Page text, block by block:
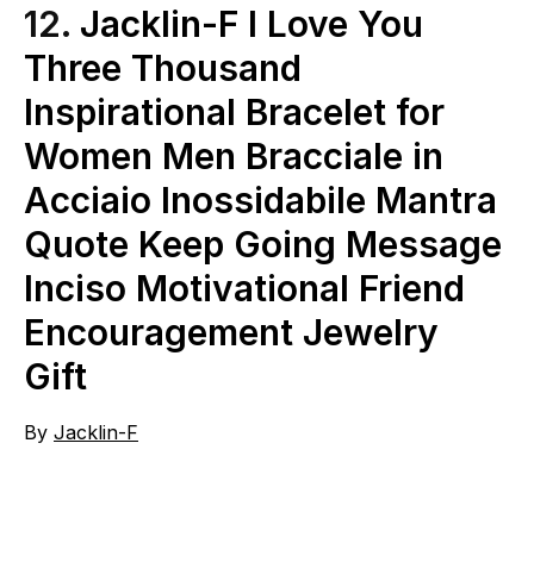
12. Jacklin-F I Love You
Three Thousand
Inspirational Bracelet for
Women Men Bracciale in
Acciaio Inossidabile Mantra
Quote Keep Going Message
Inciso Motivational Friend
Encouragement Jewelry
Gift
By Jacklin-F